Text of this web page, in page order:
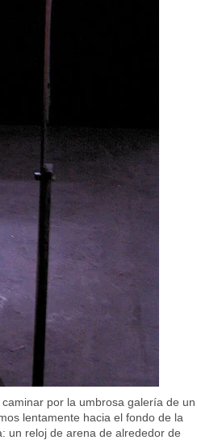
por la umbrosa galería de un
lentamente hacia el fondo de la
un reloj de arena de alrededor de